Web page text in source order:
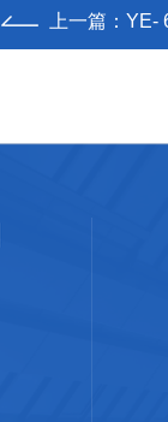
上一篇： YE-